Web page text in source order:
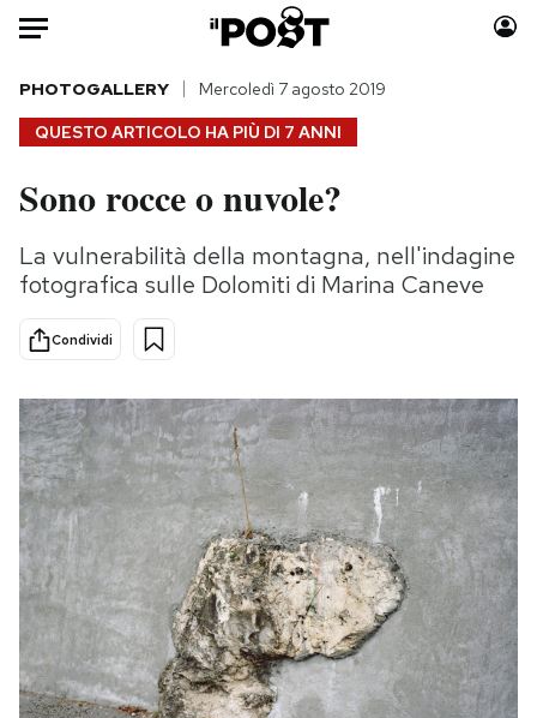
Auto
HOME
Italia
Politica
Internet
Cultura
Economia
Sport
Moda
Consumismi
Europa
Altrecose
Mondiali calcio 2026
PODCAST
NEWSLETTER
QUESTO ARTICOLO HA PIÙ DI 7 ANNI
PHOTOGALLERY Mercoledì 7 agosto 2019
Sono rocce o nuvole?
La vulnerabilità della montagna, nell'indagine
fotografica sulle Dolomiti di Marina Caneve
Condividi